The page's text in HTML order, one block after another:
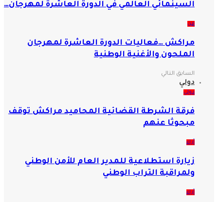
السينمائي العالمي في الدورة العاشرة لمهرجان…
فن
مراكش …فعاليات الدورة العاشرة لمهرجان
الملحون والأغنية الوطنية
السابق التالي
دولي
دولي
فرقة الشرطة القضائية المحاميد مراكش توقف
مبحوثا عنهم
آراء
زيارة استطلاعية للمدير العام للأمن الوطني
ولمراقبة التراب الوطني
آراء